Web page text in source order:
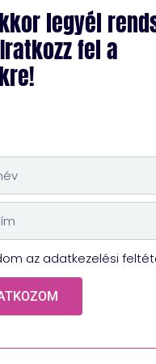
legyél
fel a
az adatkezelési